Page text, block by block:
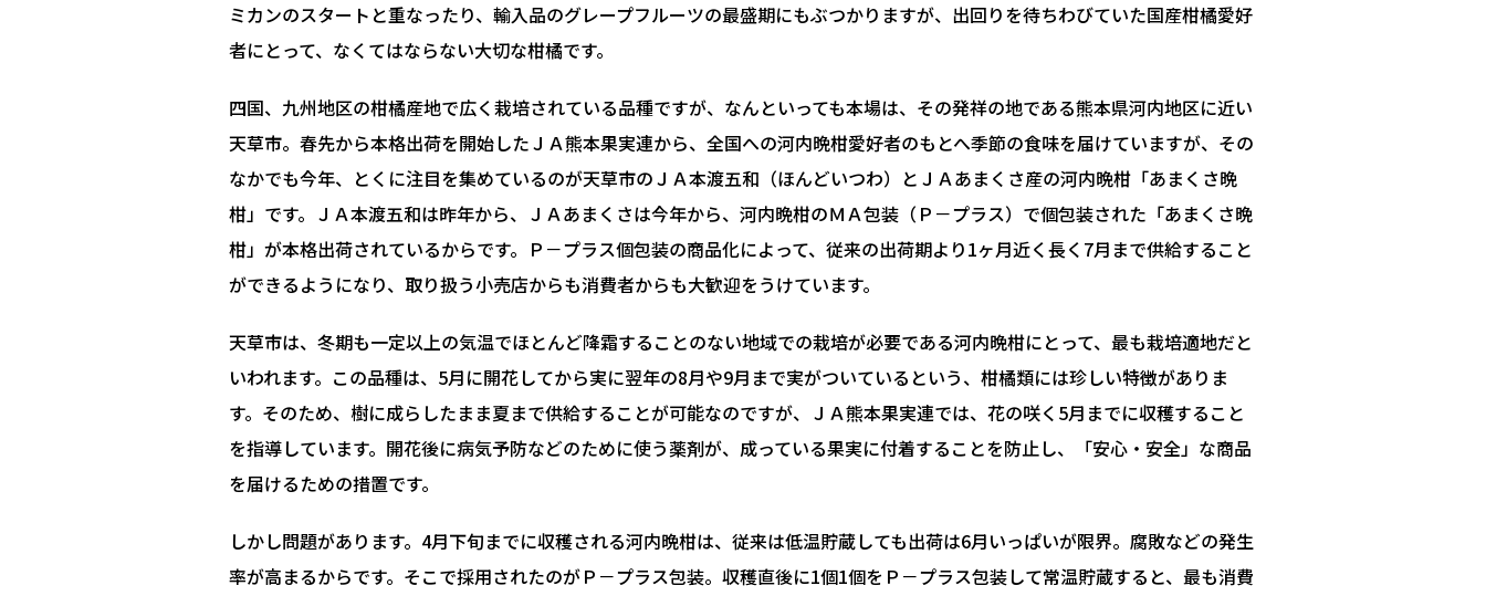
ミカンのスタートと重なったり、輸入品のグレープフルーツの最盛期にもぶつかりますが、出回りを待ちわびていた国産柑橘愛好
者にとって、なくてはならない大切な柑橘です。
四国、九州地区の柑橘産地で広く栽培されている品種ですが、なんといっても本場は、その発祥の地である熊本県河内地区に近い
天草市。春先から本格出荷を開始したＪＡ熊本果実連から、全国への河内晩柑愛好者のもとへ季節の食味を届けていますが、その
なかでも今年、とくに注目を集めているのが天草市のＪＡ本渡五和（ほんどいつわ）とＪＡあまくさ産の河内晩柑「あまくさ晩
柑」です。ＪＡ本渡五和は昨年から、ＪＡあまくさは今年から、河内晩柑のＭＡ包装（Ｐ－プラス）で個包装された「あまくさ晩
柑」が本格出荷されているからです。Ｐ－プラス個包装の商品化によって、従来の出荷期より1ヶ月近く長く7月まで供給すること
ができるようになり、取り扱う小売店からも消費者からも大歓迎をうけています。
天草市は、冬期も一定以上の気温でほとんど降霜することのない地域での栽培が必要である河内晩柑にとって、最も栽培適地だと
いわれます。この品種は、5月に開花してから実に翌年の8月や9月まで実がついているという、柑橘類には珍しい特徴がありま
す。そのため、樹に成らしたまま夏まで供給することが可能なのですが、ＪＡ熊本果実連では、花の咲く5月までに収穫すること
を指導しています。開花後に病気予防などのために使う薬剤が、成っている果実に付着することを防止し、「安心・安全」な商品
を届けるための措置です。
しかし問題があります。4月下旬までに収穫される河内晩柑は、従来は低温貯蔵しても出荷は6月いっぱいが限界。腐敗などの発生
率が高まるからです。そこで採用されたのがＰ－プラス包装。収穫直後に1個1個をＰ－プラス包装して常温貯蔵すると、最も消費